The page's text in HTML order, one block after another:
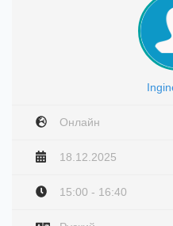
Онлайн
18.12.2025
15:00 - 16:40